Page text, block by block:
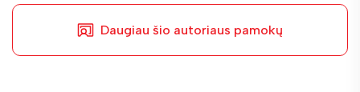
Daugiau šio autoriaus pamokų